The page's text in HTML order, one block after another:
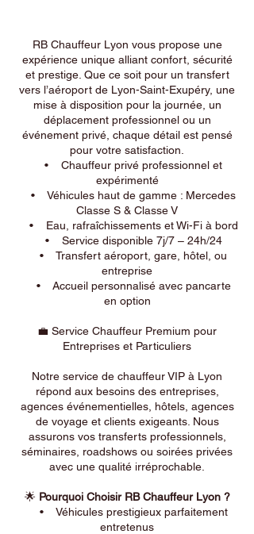
RB Chauffeur Lyon vous propose une
expérience unique alliant confort, sécurité
et prestige. Que ce soit pour un transfert
vers l’aéroport de Lyon-Saint-Exupéry, une
mise à disposition pour la journée, un
déplacement professionnel ou un
événement privé, chaque détail est pensé
pour votre satisfaction.
• Chauffeur privé professionnel et
expérimenté
• Véhicules haut de gamme : Mercedes
Classe S & Classe V
• Eau, rafraîchissements et Wi-Fi à bord
• Service disponible 7j/7 – 24h/24
• Transfert aéroport, gare, hôtel, ou
entreprise
• Accueil personnalisé avec pancarte
en option
💼 Service Chauffeur Premium pour
Entreprises et Particuliers
Notre service de chauffeur VIP à Lyon
répond aux besoins des entreprises,
agences événementielles, hôtels, agences
de voyage et clients exigeants. Nous
assurons vos transferts professionnels,
séminaires, roadshows ou soirées privées
avec une qualité irréprochable.
🌟 Pourquoi Choisir RB Chauffeur Lyon ?
• Véhicules prestigieux parfaitement
entretenus